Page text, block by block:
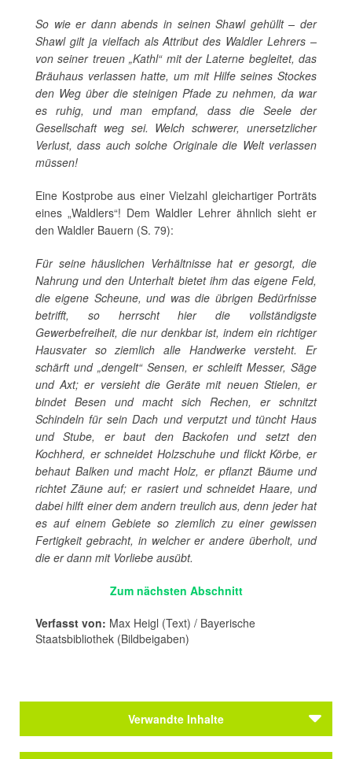
So wie er dann abends in seinen Shawl gehüllt – der
Shawl gilt ja vielfach als Attribut des Waldler Lehrers –
von seiner treuen „Kathl“ mit der Laterne begleitet, das
Bräuhaus verlassen hatte, um mit Hilfe seines Stockes
den Weg über die steinigen Pfade zu nehmen, da war
es ruhig, und man empfand, dass die Seele der
Gesellschaft weg sei. Welch schwerer, unersetzlicher
Verlust, dass auch solche Originale die Welt verlassen
müssen!
Eine Kostprobe aus einer Vielzahl gleichartiger Porträts
eines „Waldlers“! Dem Waldler Lehrer ähnlich sieht er
den Waldler Bauern (S. 79):
Für seine häuslichen Verhältnisse hat er gesorgt, die
Nahrung und den Unterhalt bietet ihm das eigene Feld,
die eigene Scheune, und was die übrigen Bedürfnisse
betrifft, so herrscht hier die vollständigste
Gewerbefreiheit, die nur denkbar ist, indem ein richtiger
Hausvater so ziemlich alle Handwerke versteht. Er
schärft und „dengelt“ Sensen, er schleift Messer, Säge
und Axt; er versieht die Geräte mit neuen Stielen, er
bindet Besen und macht sich Rechen, er schnitzt
Schindeln für sein Dach und verputzt und tüncht Haus
und Stube, er baut den Backofen und setzt den
Kochherd, er schneidet Holzschuhe und flickt Körbe, er
behaut Balken und macht Holz, er pflanzt Bäume und
richtet Zäune auf; er rasiert und schneidet Haare, und
dabei hilft einer dem andern treulich aus, denn jeder hat
es auf einem Gebiete so ziemlich zu einer gewissen
Fertigkeit gebracht, in welcher er andere überholt, und
die er dann mit Vorliebe ausübt.
Zum nächsten Abschnitt
Verfasst von: Max Heigl (Text) / Bayerische
Staatsbibliothek (Bildbeigaben)
Verwandte Inhalte